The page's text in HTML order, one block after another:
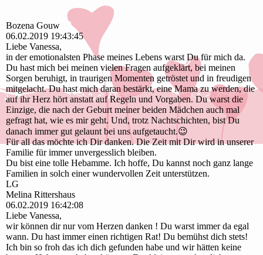
Bozena Gouw
06.02.2019 19:43:45
Liebe Vanessa,
in der emotionalsten Phase meines Lebens warst Du für mich da.
Du hast mich bei meinen vielen Fragen aufgeklärt, bei meinen
Sorgen beruhigt, in traurigen Momenten getröstet und in freudigen
mitgelacht. Du hast mich daran bestärkt, eine Mama zu werden, die
auf ihr Herz hört anstatt auf Regeln und Vorgaben. Du warst die
Einzige, die nach der Geburt meiner beiden Mädchen auch mal
gefragt hat, wie es mir geht. Und, trotz Nachtschichten, bist Du
danach immer gut gelaunt bei uns aufgetaucht.😉
Für all das möchte ich Dir danken. Die Zeit mit Dir wird in unserer
Familie für immer unvergesslich bleiben.
Du bist eine tolle Hebamme. Ich hoffe, Du kannst noch ganz lange
Familien in solch einer wundervollen Zeit unterstützen.
LG
Melina Rittershaus
06.02.2019 16:42:08
Liebe Vanessa,
wir können dir nur vom Herzen danken ! Du warst immer da egal
wann. Du hast immer einen richtigen Rat! Du bemühst dich stets!
Ich bin so froh das ich dich gefunden habe und wir hätten keine